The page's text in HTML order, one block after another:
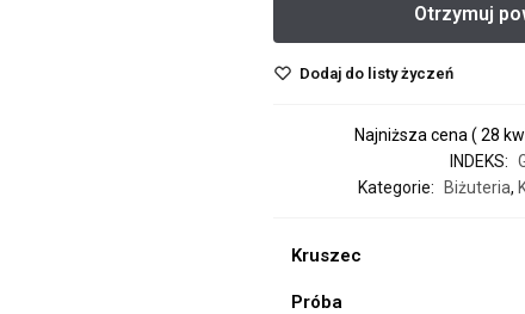
Dodaj do listy życzeń
Najniższa cena ( 28
INDEKS:
Kategorie:
Biżuteria,
Kruszec
Próba